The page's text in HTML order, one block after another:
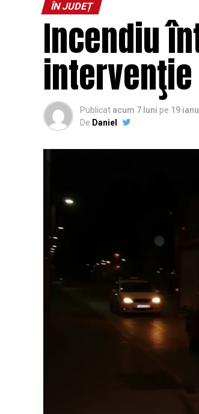
ÎN JUDEȚ
Incendiu
Publicat acum 7 luni pe 19
De Daniel